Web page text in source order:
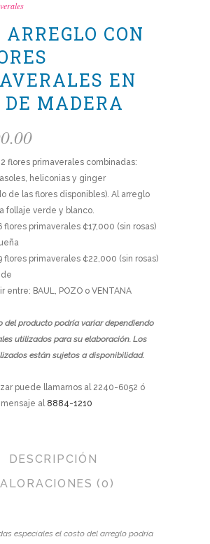
CON
EN
DE MADERA
flores primaverales combinadas:
heliconias y ginger
de las flores disponibles). Al arreglo
follaje verde y blanco.
flores primaverales ¢17,000 (sin rosas)
flores primaverales ¢22,000 (sin rosas)
entre: BAUL, POZO o VENTANA
del producto podría variar dependiendo
utilizados para su elaboración. Los
están sujetos a disponibilidad.
puede llamarnos al 2240-6052 ó
mensaje al 8884-1210
DESCRIPCIÓN
(0)
especiales el costo del arreglo podría